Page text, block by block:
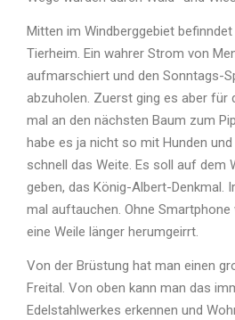
Mitten im Windberggebiet
Tierheim. Ein wahrer Strom von
aufmarschiert und den Sonntags-
abzuholen. Zuerst ging es aber für
mal an den nächsten Baum zum
habe es ja nicht so mit Hunden
schnell das Weite. Es soll auf dem
geben, das König-Albert-Denkmal.
mal auftauchen. Ohne
eine Weile länger herumgeirrt.
Von der Brüstung hat man einen
Freital. Von oben kann man das
Edelstahlwerkes erkennen und